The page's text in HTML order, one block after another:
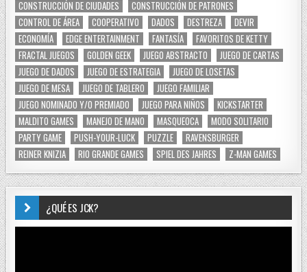
CONSTRUCCIÓN DE CIUDADES
CONSTRUCCIÓN DE PATRONES
CONTROL DE ÁREA
COOPERATIVO DADOS DESTREZA
DEVIR
ECONOMÍA
EDGE ENTERTAINMENT FANTASÍA
FAVORITOS DE KETTY
FRACTAL JUEGOS
GOLDEN GEEK JUEGO ABSTRACTO
JUEGO DE CARTAS
JUEGO DE DADOS
JUEGO DE ESTRATEGIA
JUEGO DE LOSETAS
JUEGO DE MESA
JUEGO DE TABLERO
JUEGO FAMILIAR
JUEGO NOMINADO Y/O PREMIADO
JUEGO PARA NIÑOS
KICKSTARTER
MALDITO GAMES
MANEJO DE MANO MASQUEOCA
MODO SOLITARIO
PARTY GAME
PUSH-YOUR-LUCK PUZZLE
RAVENSBURGER
REINER KNIZIA
RIO GRANDE GAMES SPIEL DES JAHRES Z-MAN GAMES
¿QUÉ ES JCK?